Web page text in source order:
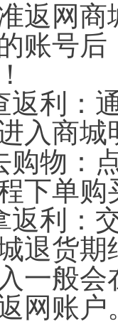
返网商
账号后
返利：
入商
购物：
下单
返利：
退货期
一般会
网账户